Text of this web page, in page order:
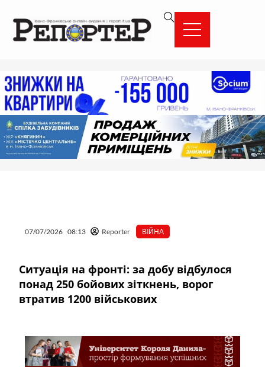
вмісту
07/07/2026 08:13 Reporter ВІЙНА
Ситуація на фронті: за добу відбулося
понад 250 бойових зіткнень, ворог
втратив 1200 військових